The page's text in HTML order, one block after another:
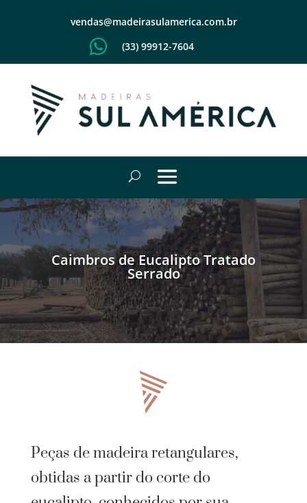
vendas@madeirasulamerica.com.br
 (33) 99912-7604
Caimbros de Eucalipto Tratado
Serrado
Peças de madeira retangulares,
obtidas a partir do corte do